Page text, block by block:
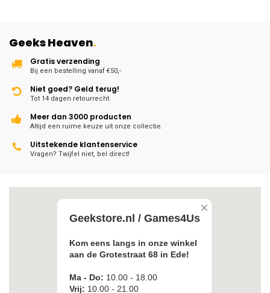
Geeks Heaven.
Gratis verzending
Bij een bestelling vanaf €50,-
Niet goed? Geld terug!
Tot 14 dagen retourrecht.
Meer dan 3000 producten
Altijd een ruime keuze uit onze collectie.
Uitstekende klantenservice
Vragen? Twijfel niet, bel direct!